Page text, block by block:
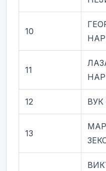
10
11
12 ВУК
13